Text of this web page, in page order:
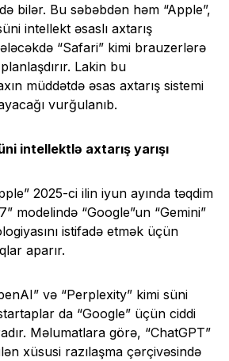
bilər. Bu səbəbdən həm “Apple”,
intellekt əsaslı axtarış
“Safari” kimi brauzerlərə
Lakin bu
müddətdə əsas axtarış sistemi
vurğulanıb.
intellektlə axtarış yarışı
2025-ci ilin iyun ayında təqdim
modelində “Google”un “Gemini”
istifadə etmək üçün
aparır.
və “Perplexity” kimi süni
da “Google” üçün ciddi
Məlumatlara görə, “ChatGPT”
xüsusi razılaşma çərçivəsində